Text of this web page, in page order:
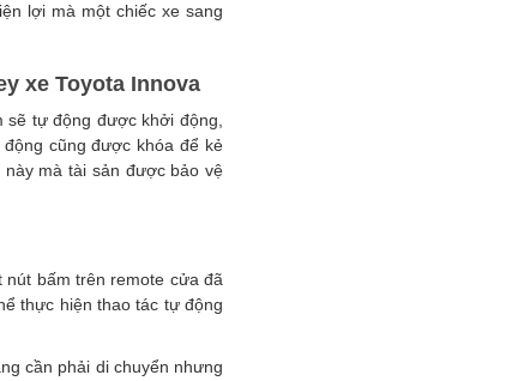
lợi mà một chiếc xe sang
xe Toyota Innova
tự động được khởi động,
cũng được khóa để kẻ
mà tài sản được bảo vệ
bấm trên remote cửa đã
thực hiện thao tác tự động
cần phải di chuyển nhưng